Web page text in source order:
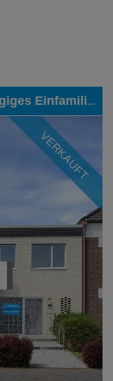
BEREITS VERKAUFT | Großzügiges Einfamilienhaus in gefragter Lage von Düren-Rölsdorf
VERKAUFT